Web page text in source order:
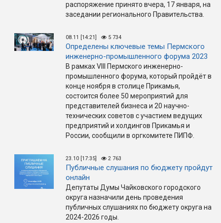
распоряжение принято вчера, 17 января, на
заседании регионального Правительства.
08.11 [14:21] 5 734
Определены ключевые темы Пермского
инженерно-промышленного форума 2023
В рамках VIII Пермского инженерно-
промышленного форума, который пройдёт в
конце ноября в столице Прикамья,
состоится более 50 мероприятий для
представителей бизнеса и 20 научно-
технических советов с участием ведущих
предприятий и холдингов Прикамья и
России, сообщили в оргкомитете ПИПФ.
23.10 [17:35] 2 763
Публичные слушания по бюджету пройдут
онлайн
Депутаты Думы Чайковского городского
округа назначили день проведения
публичных слушаниях по бюджету округа на
2024-2026 годы.